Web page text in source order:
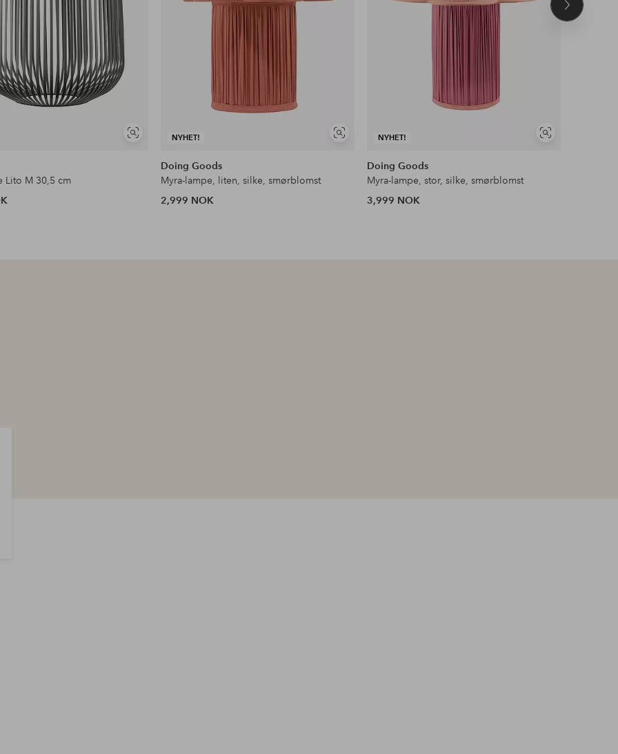
Vis
Lito M 30,5 cm
NYHET!
Vis
Doing Goods
Myra-lampe, liten, silke, smørblomst
2,999 NOK
NYHET!
Vis
Doing Goods
Myra-lampe, stor, silke, smørblomst
3,999 NOK
Neste